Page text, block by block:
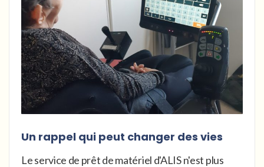
Un rappel qui peut changer des vies
Le service de prêt de matériel d'ALIS n'est plus